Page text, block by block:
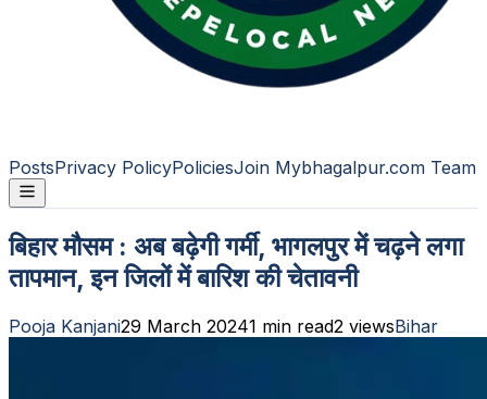
PostsPrivacy PolicyPoliciesJoin Mybhagalpur.com Team
बिहार मौसम : अब बढ़ेगी गर्मी, भागलपुर में चढ़ने लगा
तापमान, इन जिलों में बारिश की चेतावनी
Pooja Kanjani29 March 20241 min read2 viewsBihar